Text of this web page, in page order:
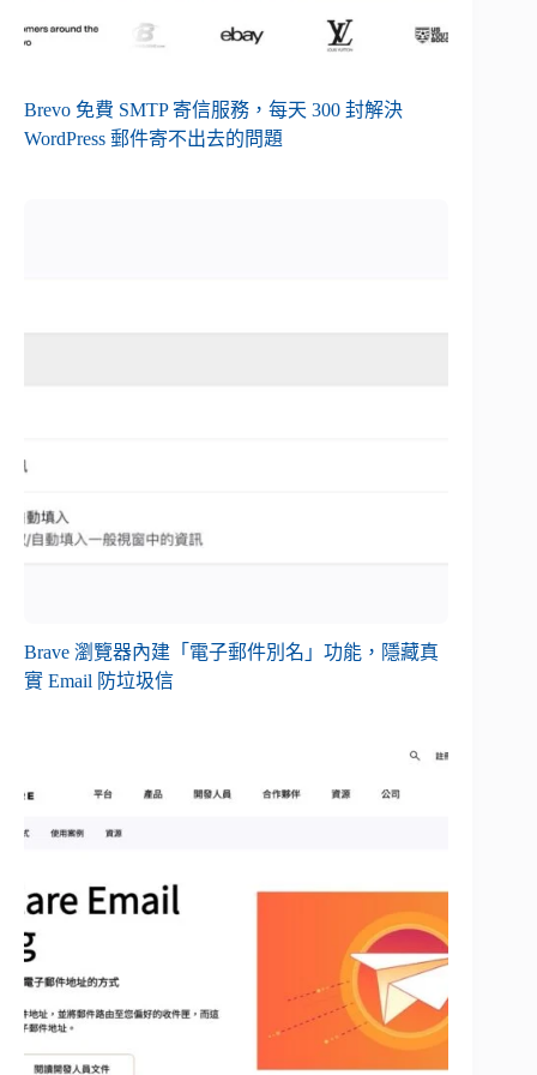
Brevo 免費 SMTP 寄信服務，每天 300 封解決
WordPress 郵件寄不出去的問題
Brave 瀏覽器內建「電子郵件別名」功能，隱藏真
實 Email 防垃圾信